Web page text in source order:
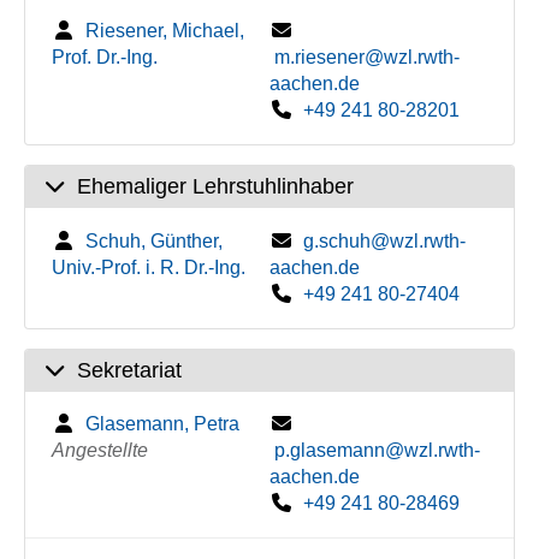
Riesener, Michael,
Prof. Dr.-Ing.
m.riesener@wzl.rwth-
aachen.de
+49 241 80-28201
Ehemaliger Lehrstuhlinhaber
Schuh, Günther,
Univ.-Prof. i. R. Dr.-Ing.
g.schuh@wzl.rwth-
aachen.de
+49 241 80-27404
Sekretariat
Glasemann, Petra
Angestellte
p.glasemann@wzl.rwth-
aachen.de
+49 241 80-28469